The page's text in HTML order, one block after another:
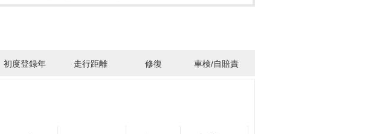
初度登録年 走行距離 修復 車検/自賠責